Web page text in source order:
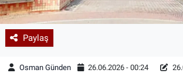
Paylaş
Osman Günden 26.06.2026 - 00:24